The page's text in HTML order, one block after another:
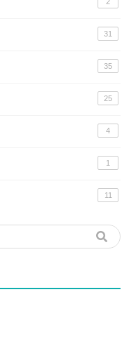
31
35
25
4
1
11